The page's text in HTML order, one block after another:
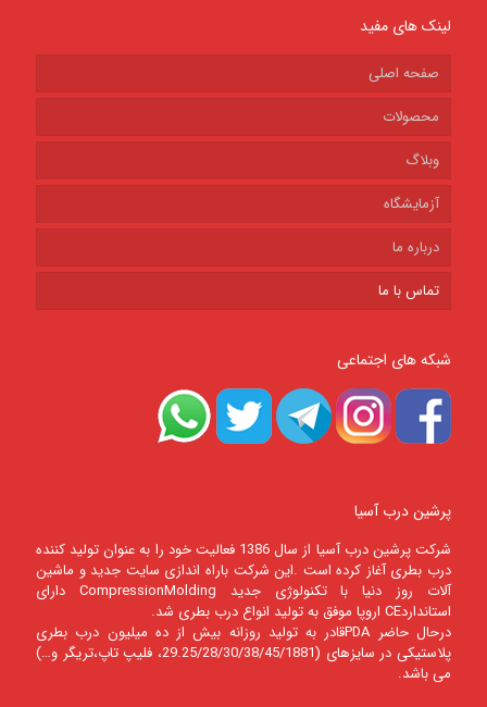
لینک های مفید
صفحه اصلی
محصولات
وبلاگ
آزمایشگاه
درباره ما
تماس با ما
شبکه های اجتماعی
پرشین درب آسیا
شرکت پرشين درب آسيا از سال 1386 فعالیت خود را به عنوان تولید کننده
درب بطری آغاز کرده است .این شرکت باراه اندازی سایت جدید و ماشین
آلات روز دنیا با تکنولوژی جدید CompressionMolding دارای
استانداردCE اروپا موفق به تولید انواع درب بطری شد.
درحال حاضر PDAقادر به تولید روزانه بیش از ده میلیون درب بطری
پلاستیکی در سایزهای (29.25/28/30/38/45/1881، فلیپ تاپ،تریگر و…)
می باشد.